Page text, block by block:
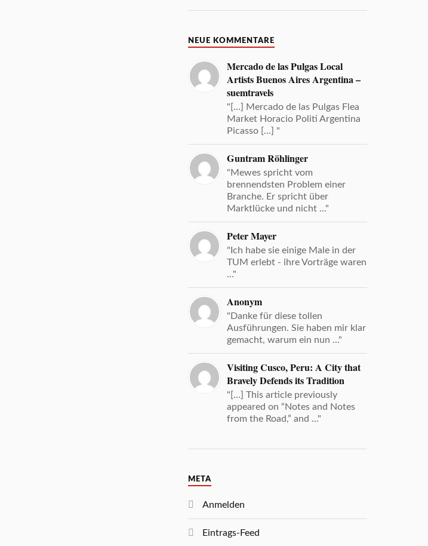
NEUE KOMMENTARE
Mercado de las Pulgas Local
Artists Buenos Aires Argentina –
suemtravels
"[…] Mercado de las Pulgas Flea
Market Horacio Politi Argentina
Picasso […] "
Guntram Röhlinger
"Mewes spricht vom
brennendsten Problem einer
Branche. Er spricht über
Marktlücke und nicht ..."
Peter Mayer
"Ich habe sie einige Male in der
TUM erlebt - ihre Vorträge waren
..."
Anonym
"Danke für diese tollen
Ausführungen. Sie haben mir klar
gemacht, warum ein nun ..."
Visiting Cusco, Peru: A City that
Bravely Defends its Tradition
"[…] This article previously
appeared on “Notes and Notes
from the Road,” and ..."
META
Anmelden
Eintrags-Feed